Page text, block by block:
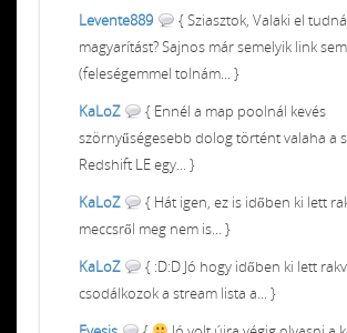
Levente889
{ Sziasztok, Valaki el
magyarítást? Sajnos már semelyik link
(feleségemmel tolnám... }
KaLoZ
{ Ennél a map poolnál kevés
szörnyűségesebb dolog történt valaha a
Redshift LE egy... }
KaLoZ
{ Hát igen, ez is időben ki lett
meccsről meg nem is... }
KaLoZ
{ :D:D Jó hogy időben ki lett
csodálkozok a stream lista a... }